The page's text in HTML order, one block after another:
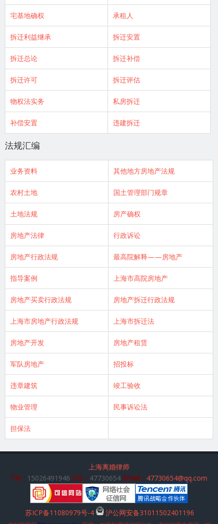
宅基地确权 承租人
拆迁利益继承 拆迁安置
拆迁总论 拆迁补偿
拆迁许可 拆迁评估
物权法实务 私房拆迁
补偿安置 违建拆迁
法规汇编
业务资料 其他地方房地产法规
农村土地 国土管理部门规章
土地法规 房产确权
房地产法律 行政诉讼
房地产行政法规 最高院解释——房地产
指导案例 上海市高院房地产
房地产买卖行政法规 房地产拆迁行政法规
上海市房地产行政法规 上海市拆迁法
房地产开发 房地产租赁
军队房地产 招投标
违章建筑 竣工验收
物业管理 民事诉讼法
担保法
上海离婚律师
Tel： 15026491946 QQ： 47730654 Email： 47730654@qq.com
苏ICP备11080979号-4 沪公网安备31011502401196